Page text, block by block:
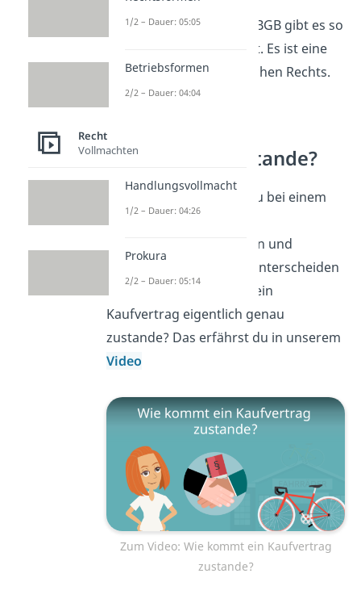
Abstraktionsprinzip des BGB gibt es so
in anderen Ländern nicht. Es ist eine
Besonderheit des Deutschen Rechts.
Wie kommt ein
Kaufvertrag zustande?
Du hast gesehen, dass du bei einem
Kaufvertrag
Verpflichtungsgeschäften und
Verfügungsgeschäften unterscheiden
musst. Aber wie kommt ein
Kaufvertrag eigentlich genau
zustande? Das erfährst du in unserem
Video
Zum Video: Wie kommt ein Kaufvertrag
zustande?
1/2 – Dauer: 05:05
Betriebsformen
2/2 – Dauer: 04:04
Recht
Vollmachten
Handlungsvollmacht
1/2 – Dauer: 04:26
Prokura
2/2 – Dauer: 05:14